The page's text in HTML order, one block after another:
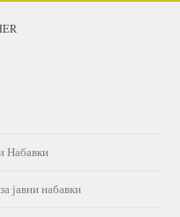
Набавки
јавни набавки